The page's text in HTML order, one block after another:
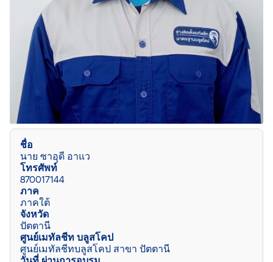
ชื่อ
นาย ซาอุดี อาแว
โทรศัพท์
870017144
ภาค
ภาคใต้
จังหวัด
ปัตตานี
ศูนย์เมทัลชีท บลูสโคป
ศูนย์เมทัลชีทบลูสโคป สาขา ปัตตานี